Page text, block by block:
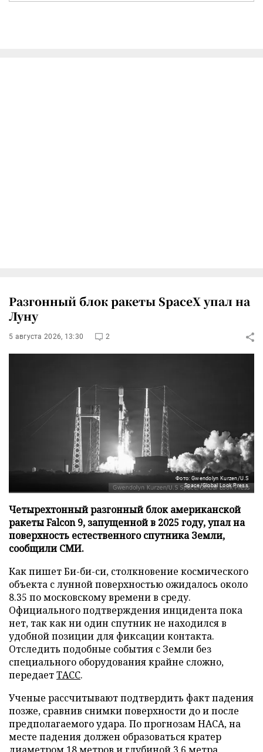
Разгонный блок ракеты SpaceX упал на
Луну
5 августа 2026, 13:30 2
Фото: Gwendolyn Kurzen/U.S
Space/Global Look Press
Четырехтонный разгонный блок американской
ракеты Falcon 9, запущенной в 2025 году, упал на
поверхность естественного спутника Земли,
сообщили СМИ.
Как пишет Би-би-си, столкновение космического
объекта с лунной поверхностью ожидалось около
8.35 по московскому времени в среду.
Официального подтверждения инцидента пока
нет, так как ни один спутник не находился в
удобной позиции для фиксации контакта.
Отследить подобные события с Земли без
специального оборудования крайне сложно,
передаетТАСС.
Ученые рассчитывают подтвердить факт падения
позже, сравнив снимки поверхности до и после
предполагаемого удара. По прогнозам НАСА, на
месте падения должен образоваться кратер